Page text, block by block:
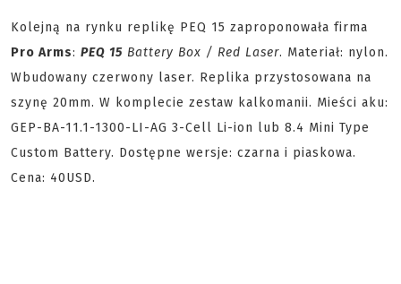
Kolejną na rynku replikę PEQ 15 zaproponowała firma
Pro Arms: PEQ 15 Battery Box / Red Laser. Materiał: nylon.
Wbudowany czerwony laser. Replika przystosowana na
szynę 20mm. W komplecie zestaw kalkomanii. Mieści aku:
GEP-BA-11.1-1300-LI-AG 3-Cell Li-ion lub 8.4 Mini Type
Custom Battery. Dostępne wersje: czarna i piaskowa.
Cena: 40USD.